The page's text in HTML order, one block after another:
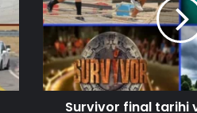
Survivor final tarihi